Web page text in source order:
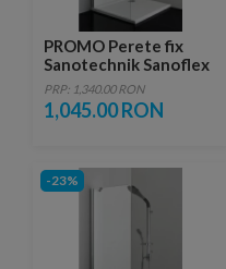
PROMO Perete fix
Sanotechnik Sanoflex
MF90
PRP: 1,340.00 RON
1,045.00 RON
-23%